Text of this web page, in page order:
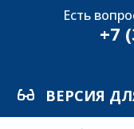
Есть
+7
ВЕРСИЯ